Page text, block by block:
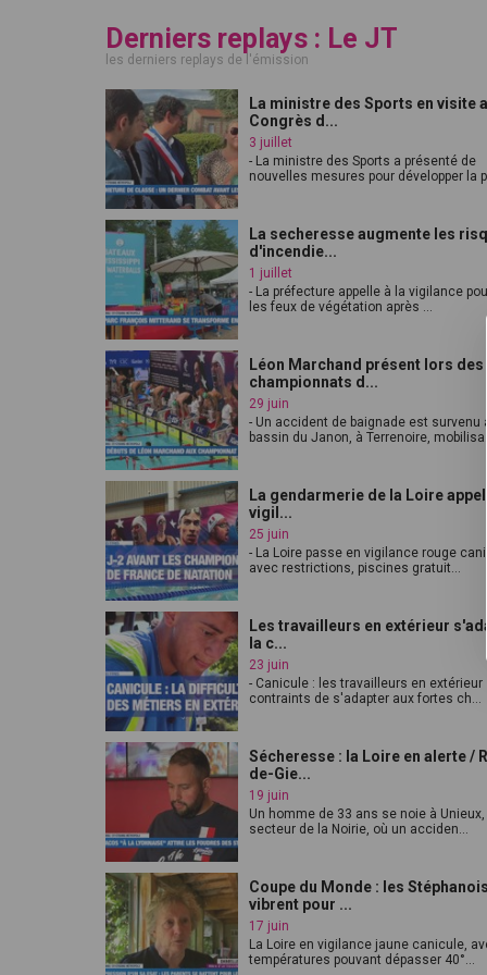
Derniers replays : Le JT
les derniers replays de l'émission
La ministre des Sports en visite
Congrès d...
3 juillet
- La ministre des Sports a présenté de
nouvelles mesures pour développer la
La secheresse augmente les
d'incendie...
1 juillet
- La préfecture appelle à la vigilance
les feux de végétation après ...
Léon Marchand présent lors des
championnats d...
29 juin
- Un accident de baignade est survenu
bassin du Janon, à Terrenoire, mobilisa...
La gendarmerie de la Loire
vigil...
25 juin
- La Loire passe en vigilance rouge
avec restrictions, piscines gratuit...
Les travailleurs en extérieur
la c...
23 juin
- Canicule : les travailleurs en extérieur
contraints de s'adapter aux fortes ch...
Sécheresse : la Loire en alerte /
de-Gie...
19 juin
Un homme de 33 ans se noie à
secteur de la Noirie, où un acciden...
Coupe du Monde : les Stéphanois
vibrent pour ...
17 juin
La Loire en vigilance jaune canicule,
températures pouvant dépasser 40°...